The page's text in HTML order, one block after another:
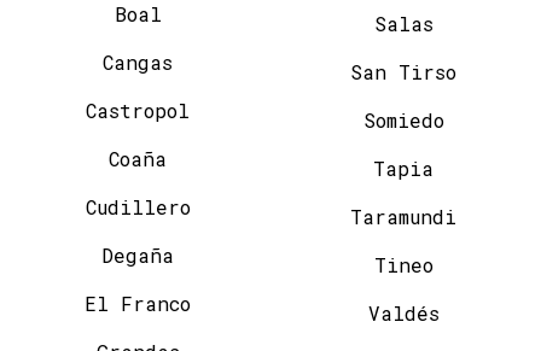
Boal
Cangas
Castropol
Coaña
Cudillero
Degaña
El Franco
Salas
San Tirso
Somiedo
Tapia
Taramundi
Tineo
Valdés